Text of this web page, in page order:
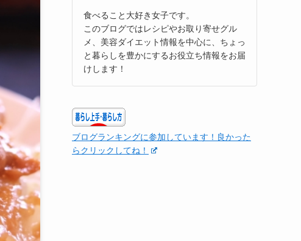
食べること大好き女子です。
このブログではレシピやお取り寄せグル
メ、美容ダイエット情報を中心に、ちょっ
と暮らしを豊かにするお役立ち情報をお届
けします！
ブログランキングに参加しています！良かった
らクリックしてね！